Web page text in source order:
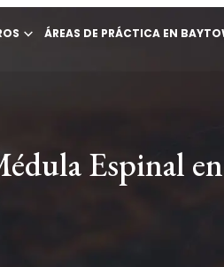
ÁREAS DE PRÁCTICA EN
Espinal